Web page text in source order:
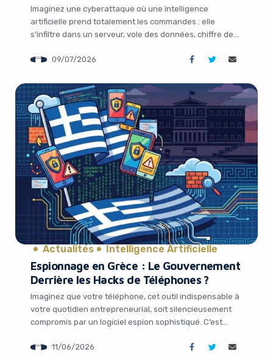
Imaginez une cyberattaque où une intelligence
artificielle prend totalement les commandes : elle
s’infiltre dans un serveur, vole des données, chiffre des
semble tout droit sorti d’un film de science-fiction,
révélée par les chercheurs de Sysdig, marque un
tournant […]
09/07/2026
Actualités Intelligence Artificielle
Espionnage en Grèce : Le Gouvernement
Derrière les Hacks de Téléphones ?
Imaginez que votre téléphone, cet outil indispensable à
votre quotidien entrepreneurial, soit silencieusement
compromis par un logiciel espion sophistiqué. C’est
dizaines de personnalités influentes ont vu leurs
11/06/2026